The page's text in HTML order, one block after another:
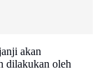
akan
dilakukan oleh